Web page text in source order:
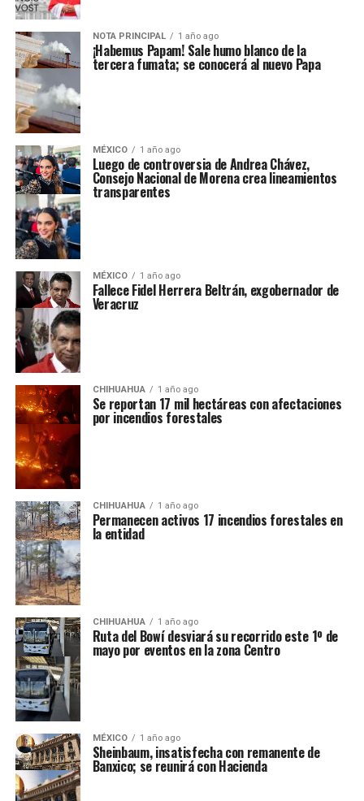
NOTA PRINCIPAL 1 año ago
¡Habemus Papam! Sale humo blanco de la
tercera fumata; se conocerá al nuevo Papa
MÉXICO 1 año ago
Luego de controversia de Andrea Chávez,
Consejo Nacional de Morena crea lineamientos
transparentes
MÉXICO 1 año ago
Fallece Fidel Herrera Beltrán, exgobernador de
Veracruz
CHIHUAHUA 1 año ago
Se reportan 17 mil hectáreas con afectaciones
por incendios forestales
CHIHUAHUA 1 año ago
Permanecen activos 17 incendios forestales en
la entidad
CHIHUAHUA 1 año ago
Ruta del Bowí desviará su recorrido este 1º de
mayo por eventos en la zona Centro
MÉXICO 1 año ago
Sheinbaum, insatisfecha con remanente de
Banxico; se reunirá con Hacienda